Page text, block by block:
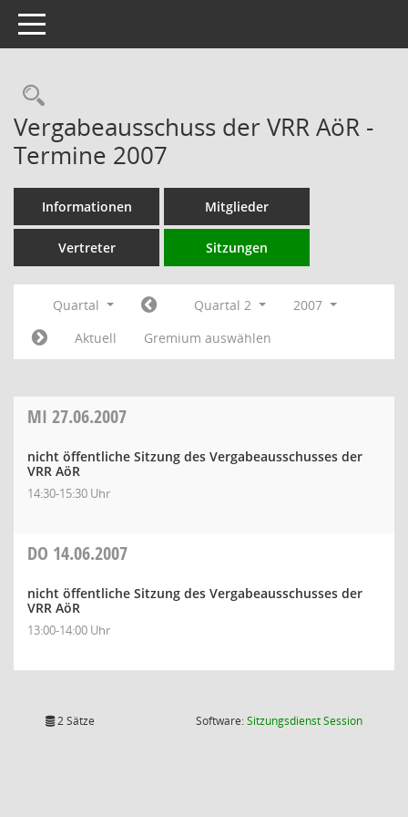
Toggle navigation
Rechercheauswahl
Vergabeausschuss der VRR AöR -
Termine 2007
Informationen Mitglieder
Vertreter Sitzungen
Quartal Quartal 2
2007
Aktuell
Gremium auswählen
MI 27.06.2007
nicht öffentliche Sitzung des Vergabeausschusses der
VRR AöR
14:30-15:30 Uhr
DO 14.06.2007
nicht öffentliche Sitzung des Vergabeausschusses der
VRR AöR
13:00-14:00 Uhr
2 Sätze Software:SitzungsdienstSession(Wird in